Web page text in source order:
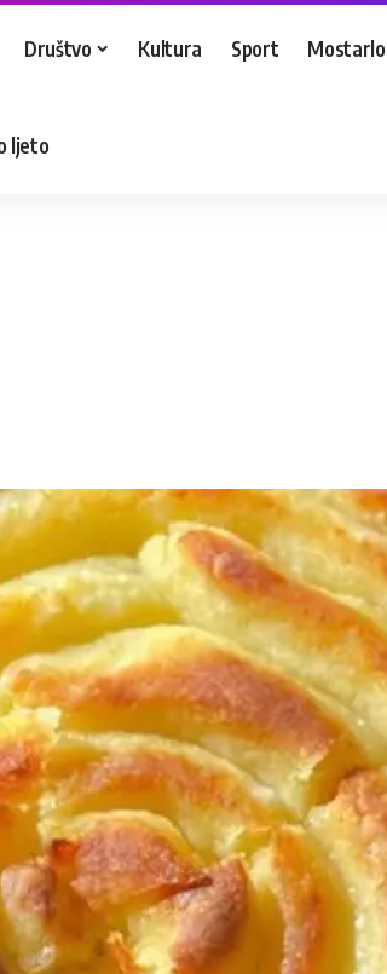
Društvo Kultura Sport
ljeto